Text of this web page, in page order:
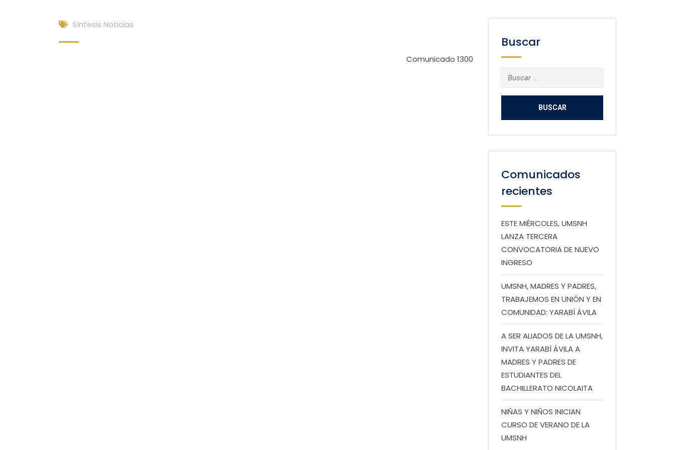
Síntesis Noticias
Comunicado 1300
Buscar
Buscar:
Comunicados
recientes
ESTE MIÉRCOLES, UMSNH
LANZA TERCERA
CONVOCATORIA DE NUEVO
INGRESO
UMSNH, MADRES Y PADRES,
TRABAJEMOS EN UNIÓN Y EN
COMUNIDAD: YARABÍ ÁVILA
A SER ALIADOS DE LA UMSNH,
INVITA YARABÍ ÁVILA A
MADRES Y PADRES DE
ESTUDIANTES DEL
BACHILLERATO NICOLAITA
NIÑAS Y NIÑOS INICIAN
CURSO DE VERANO DE LA
UMSNH